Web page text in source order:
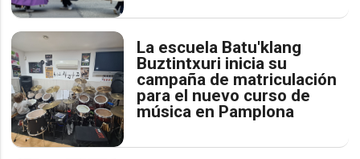
La escuela Batu'klang
Buztintxuri inicia su
campaña de matriculación
para el nuevo curso de
música en Pamplona